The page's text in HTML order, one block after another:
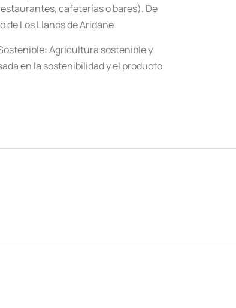
cafeterías o bares). De
Los Llanos de Aridane.
Agricultura sostenible y
en la sostenibilidad y el producto